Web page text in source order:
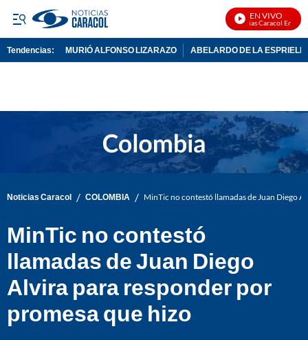
EN VIVO
Noticias Caracol En Vivo
Tendencias: MURIÓ ALFONSO LIZARAZO ABELARDO DE LA
Noticias Caracol / COLOMBIA / MinTic no contestó llamadas de Juan Diego
MinTic no contestó
llamadas de Juan Diego
Alvira para responder por
promesa que hizo